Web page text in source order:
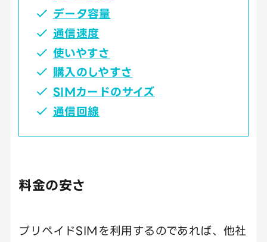
データ容量
通信速度
使いやすさ
購入のしやすさ
SIMカードのサイズ
通信回線
料金の安さ
プリペイドSIMを利用するのであれば、他社